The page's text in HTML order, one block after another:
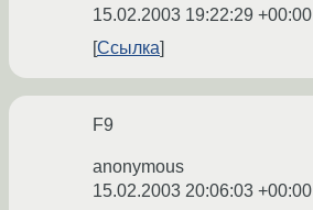
15.02.2003 19:22:29 +00:00
Ссылка
F9
anonymous
15.02.2003 20:06:03 +00:00